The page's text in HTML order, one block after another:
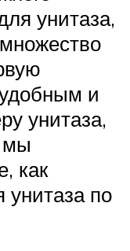
унитаза,
и
унитаза,
мы
как
унитаза по